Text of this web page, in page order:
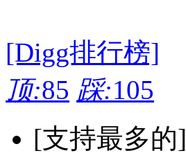
[Digg排行榜]
顶:85 踩:105
[支持最多的]